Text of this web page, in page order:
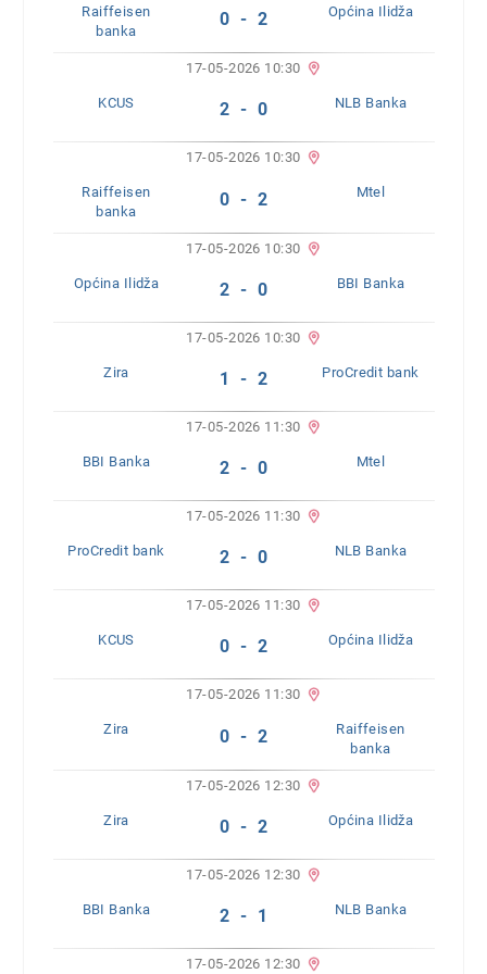
Raiffeisen
banka
0 - 2 Općina Ilidža
17-05-2026 10:30
KCUS 2 - 0 NLB Banka
17-05-2026 10:30
Raiffeisen
banka
0 - 2 Mtel
17-05-2026 10:30
Općina Ilidža 2 - 0 BBI Banka
17-05-2026 10:30
Zira 1 - 2 ProCredit bank
17-05-2026 11:30
BBI Banka 2 - 0 Mtel
17-05-2026 11:30
ProCredit bank 2 - 0 NLB Banka
17-05-2026 11:30
KCUS 0 - 2 Općina Ilidža
17-05-2026 11:30
Zira 0 - 2
Raiffeisen
banka
17-05-2026 12:30
Zira 0 - 2 Općina Ilidža
17-05-2026 12:30
BBI Banka 2 - 1 NLB Banka
17-05-2026 12:30